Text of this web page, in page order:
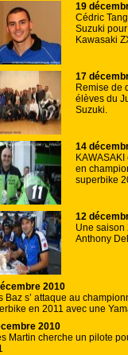
19
Cédric
Suzuki
Kawasaki
17
Remise de
élèves du
Suzuki.
14
en
superbike
12
Une saison
Anthony
2010
Baz s’ attaque au
en 2011 avec une
2010
Martin cherche un pilote